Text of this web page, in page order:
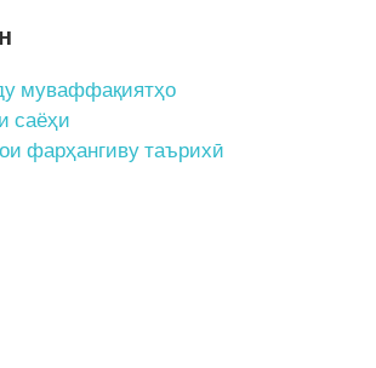
муваффақиятҳо
саёҳи
фарҳангиву таърихӣ